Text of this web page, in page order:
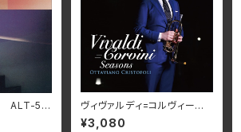
ALT-51
ヴィヴァルディ=コルヴィーニ:
四季/オッタヴィアーノ・クリス
トーフォリ NARD-5083
¥3,080